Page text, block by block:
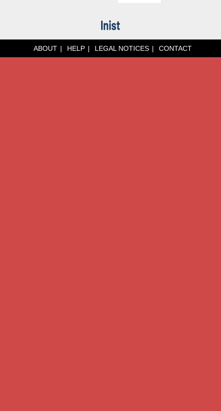
ABOUT HELP LEGAL NOTICES CONTACT